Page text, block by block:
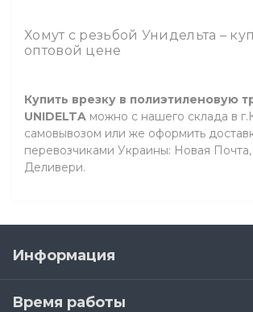
Хомут с резьбой Унидельта –
оптовой цене
Купить врезку в полиэтиленовую
UNIDELTA можно с нашего склада в
самовывозом или же оформить
перевозчиками Украины: Новая
Деливери.
Информация
Время работы